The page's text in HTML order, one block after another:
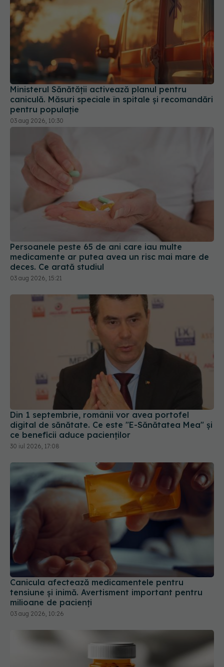
Ministerul Sănătății activează planul pentru
caniculă. Măsuri speciale în spitale și recomandări
pentru populație
03 aug 2026, 10:30
Persoanele peste 65 de ani care iau multe
medicamente ar putea avea un risc mai mare de
deces. Ce arată studiul
03 aug 2026, 15:21
Din 1 septembrie, românii vor avea portofel
digital de sănătate. Ce este "E-Sănătatea Mea" și
ce beneficii aduce pacienților
30 iul 2026, 17:08
Canicula afectează medicamentele pentru
tensiune și inimă. Avertisment important pentru
milioane de pacienți
03 aug 2026, 10:26